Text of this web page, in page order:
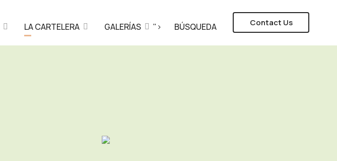
Contact Us
LA CARTELERA GALERÍAS "> BÚSQUEDA